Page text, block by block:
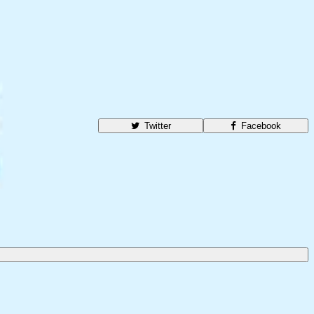
Facebook
Twitter